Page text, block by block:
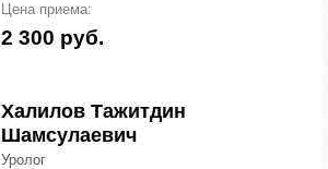
Цена приема:
2 300 руб.
Халилов Тажитдин
Шамсулаевич
Уролог